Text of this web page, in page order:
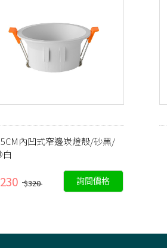
內凹式窄邊崁燈殼/砂黑/
白
$320 詢問價格